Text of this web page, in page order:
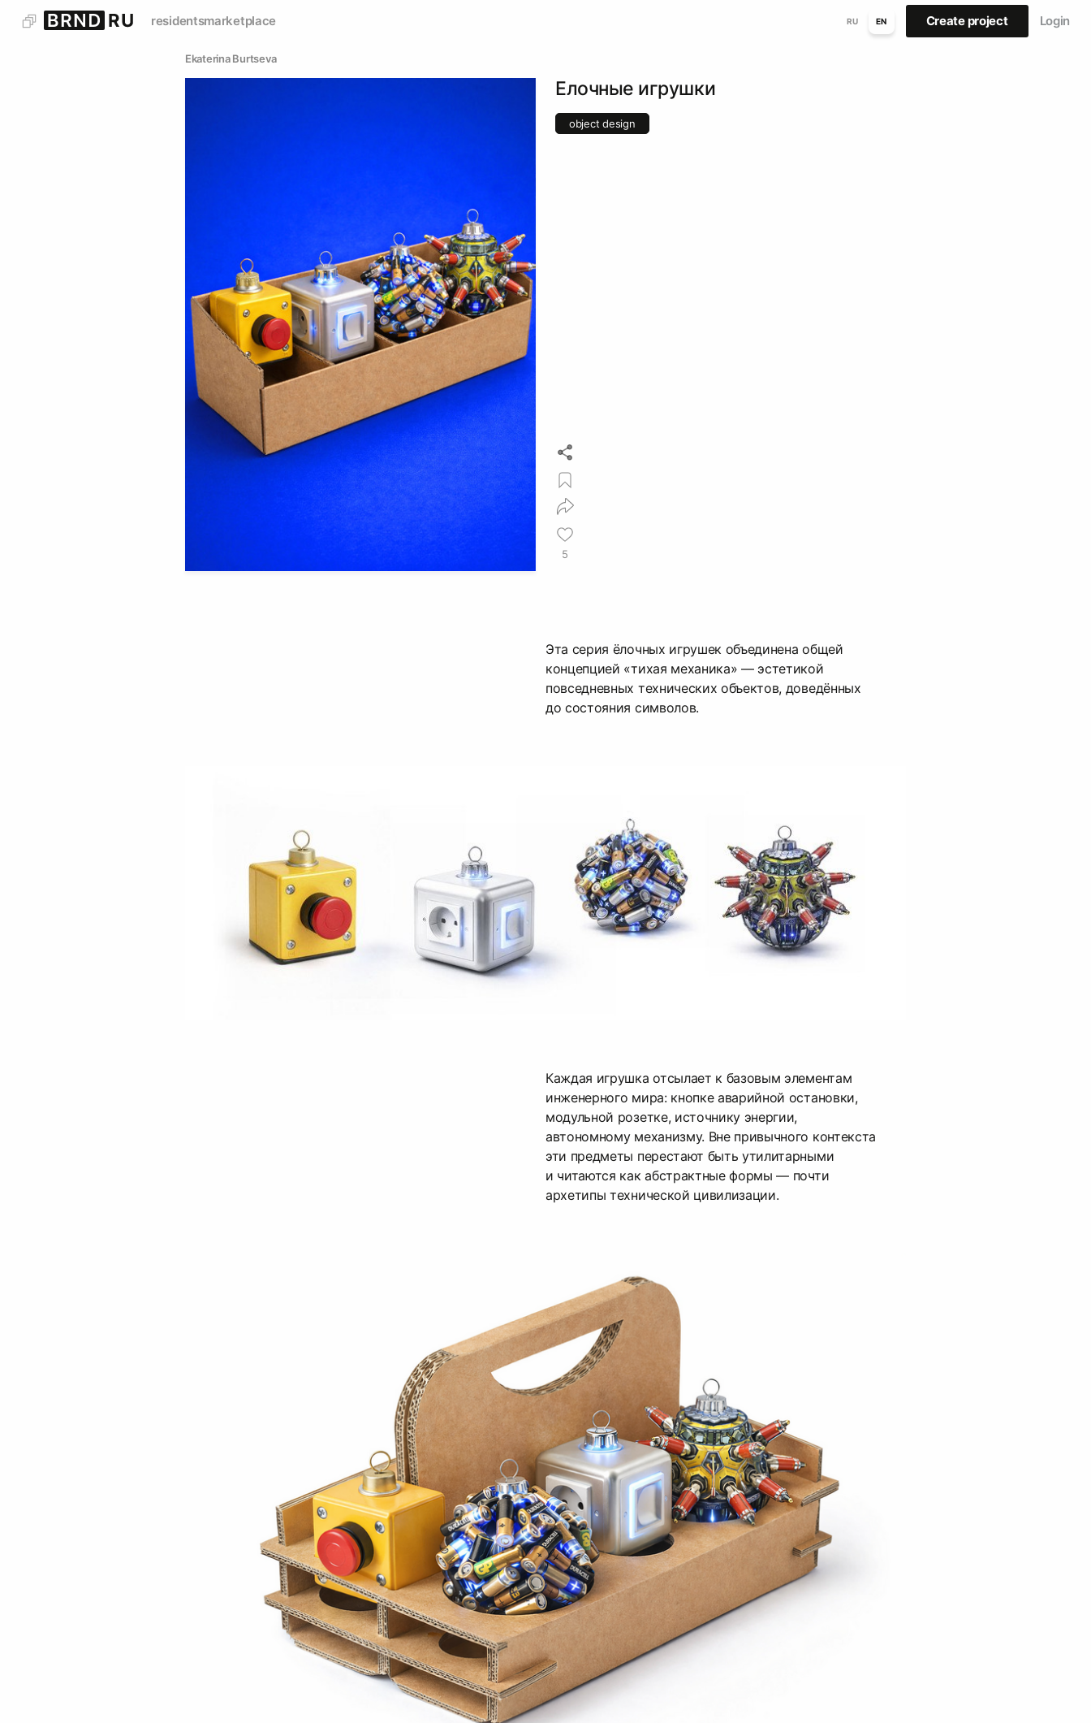
residentsmarketplace RU EN Create project Login
Ekaterina Burtseva
Елочные игрушки
object design
5
Эта серия ёлочных игрушек объединена общей
концепцией «тихая механика» — эстетикой
повседневных технических объектов, доведённых
до состояния символов.
Каждая игрушка отсылает к базовым элементам
инженерного мира: кнопке аварийной остановки,
модульной розетке, источнику энергии,
автономному механизму. Вне привычного контекста
эти предметы перестают быть утилитарными
и читаются как абстрактные формы — почти
архетипы технической цивилизации.